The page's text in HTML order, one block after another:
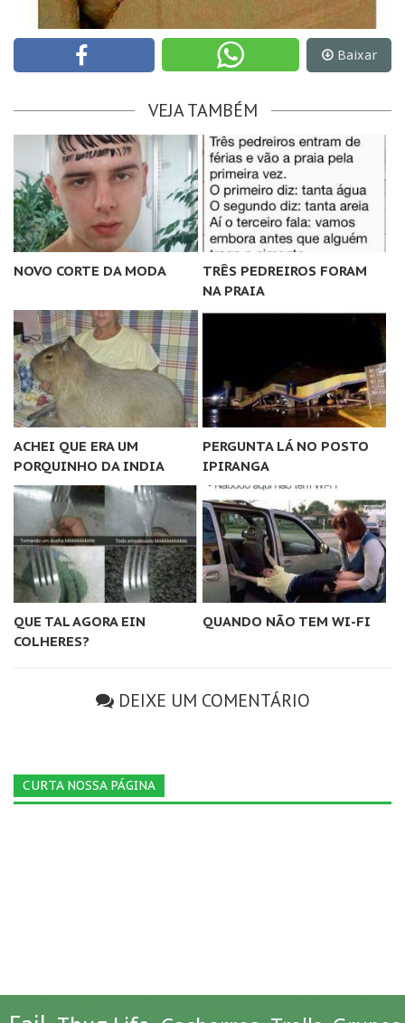
Baixar
VEJA TAMBÉM
NOVO CORTE DA MODA
TRÊS PEDREIROS FORAM
NA PRAIA
ACHEI QUE ERA UM
PORQUINHO DA INDIA
PERGUNTA LÁ NO POSTO
IPIRANGA
QUE TAL AGORA EIN
COLHERES?
QUANDO NÃO TEM WI-FI
DEIXE UM COMENTÁRIO
CURTA NOSSA PÁGINA